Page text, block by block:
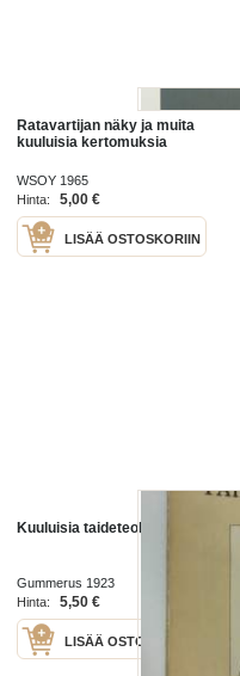
Ratavartijan näky ja muita
kuuluisia kertomuksia
WSOY 1965
Hinta:
5,00 €
LISÄÄ OSTOSKORIIN
Kuuluisia taideteoksia
Gummerus 1923
Hinta:
5,50 €
LISÄÄ OSTOSKORIIN